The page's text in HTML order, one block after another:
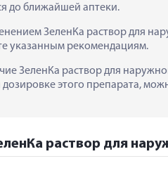
до ближайшей аптеки.
ЗеленКа раствор для
указанным рекомендациям.
ЗеленКа раствор для
этого препарата,
раствор для